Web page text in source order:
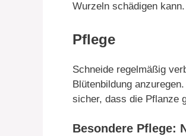
Wurzeln schädigen kann.
Pflege
Schneide regelmäßig
Blütenbildung
sicher, dass die Pflanze
Besondere Pflege: